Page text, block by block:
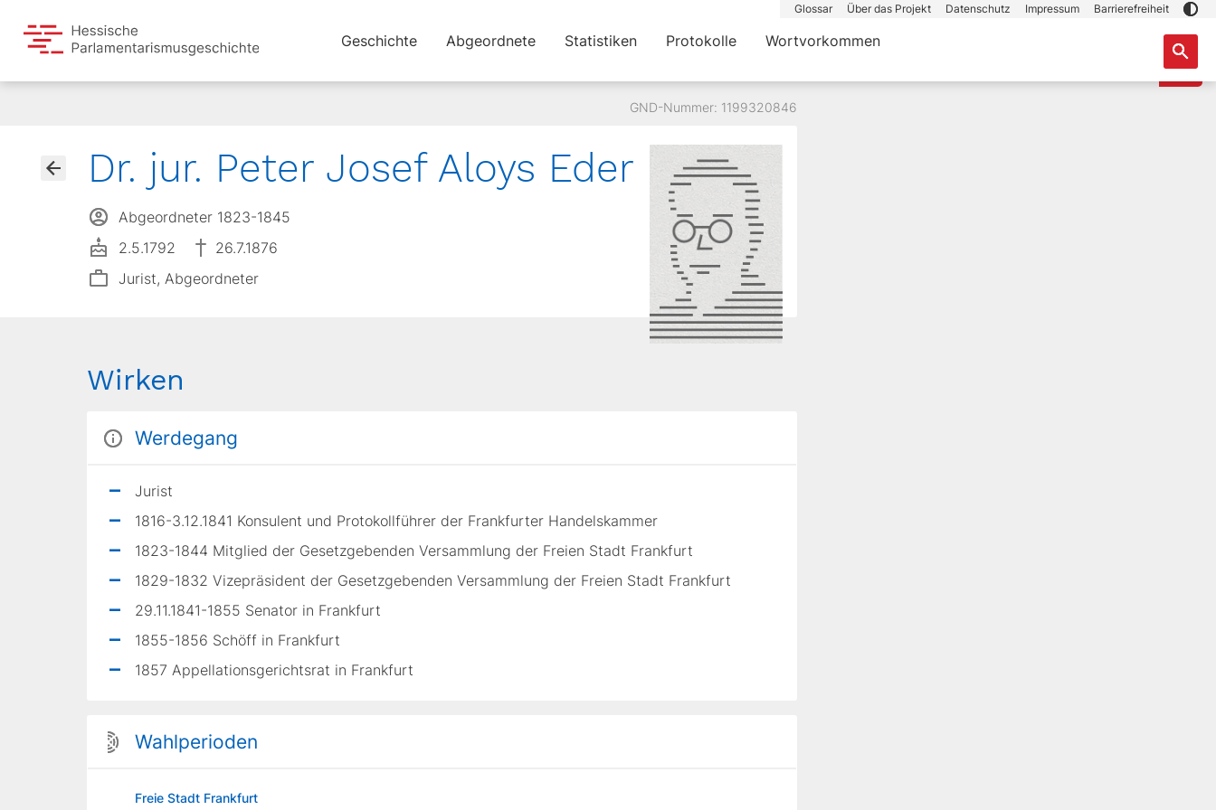
Glossar Über das Projekt Datenschutz Impressum Barrierefreiheit
Geschichte Abgeordnete Statistiken Protokolle Wortvorkommen
GND-Nummer: 1199320846
Dr. jur. Peter Josef Aloys Eder
Abgeordneter 1823-1845
2.5.1792
26.7.1876
Jurist, Abgeordneter
Wirken
Werdegang
Jurist
1816-3.12.1841 Konsulent und Protokollführer der Frankfurter Handelskammer
1823-1844 Mitglied der Gesetzgebenden Versammlung der Freien Stadt Frankfurt
1829-1832 Vizepräsident der Gesetzgebenden Versammlung der Freien Stadt Frankfurt
29.11.1841-1855 Senator in Frankfurt
1855-1856 Schöff in Frankfurt
1857 Appellationsgerichtsrat in Frankfurt
Wahlperioden
Freie Stadt Frankfurt